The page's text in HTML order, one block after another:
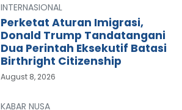
INTERNASIONAL
Perketat Aturan Imigrasi,
Donald Trump Tandatangani
Dua Perintah Eksekutif Batasi
Birthright Citizenship
August 8, 2026
KABAR NUSA